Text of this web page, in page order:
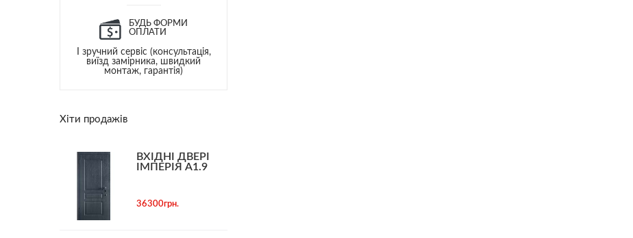
БУДЬ ФОРМИ
ОПЛАТИ
І зручний сервіс (консультація,
виїзд замірника, швидкий
монтаж, гарантія)
Хіти продажів
ВХІДНІ ДВЕРІ
ІМПЕРІЯ А1.9
36300грн.